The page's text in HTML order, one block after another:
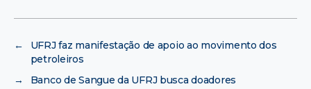
←
UFRJ faz manifestação de apoio ao movimento dos
petroleiros
→
Banco de Sangue da UFRJ busca doadores